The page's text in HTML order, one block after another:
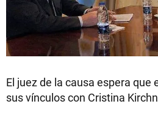
El juez de la causa espera que
sus vínculos con Cristina